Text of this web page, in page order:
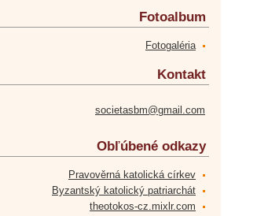
Fotoalbum
Fotogaléria
Kontakt
societasbm@gmail.com
Obľúbené odkazy
Pravověrná katolická církev
Byzantský katolický patriarchát
theotokos-cz.mixlr.com